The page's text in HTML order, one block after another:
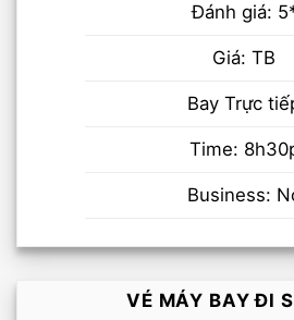
Đánh giá:
Giá: TB
Bay Trực
Time:
Business:
VÉ MÁY BAY ĐI